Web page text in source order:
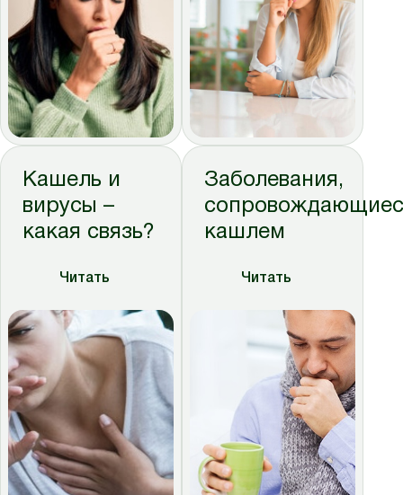
Кашель и
вирусы –
какая связь?
Читать
Заболевания,
кашлем
Читать